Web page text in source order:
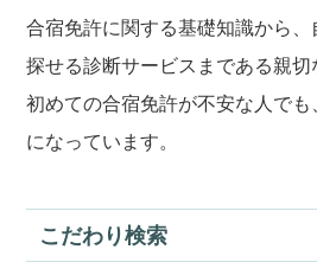
合宿免許に関する基礎知識から
探せる診断サービスまである親切
初めての合宿免許が不安な人でも
になっています。
こだわり検索